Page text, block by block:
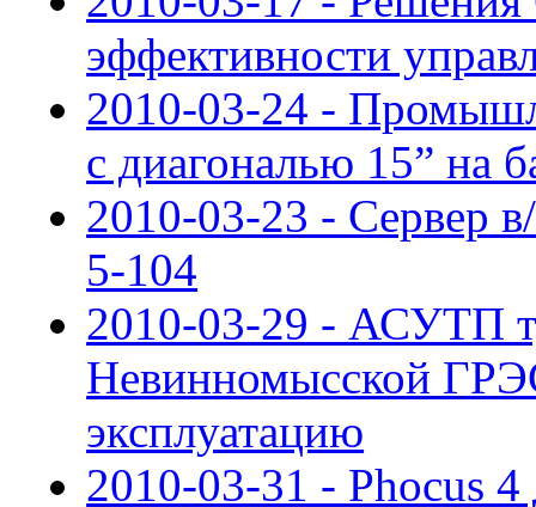
эффективности
2010-03-24 -
с диагональю 15” на
2010-03-23 - Сервер
5-104
2010-03-29 - АСУТП
Невинномысской
эксплуатацию
2010-03-31 - Phocus 4